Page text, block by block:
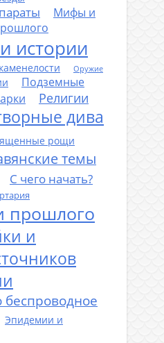
Мифы и
истории
Оружие
Подземные
Религии
дива
рощи
темы
С чего начать?
прошлого
и
беспроводное
Эпидемии и